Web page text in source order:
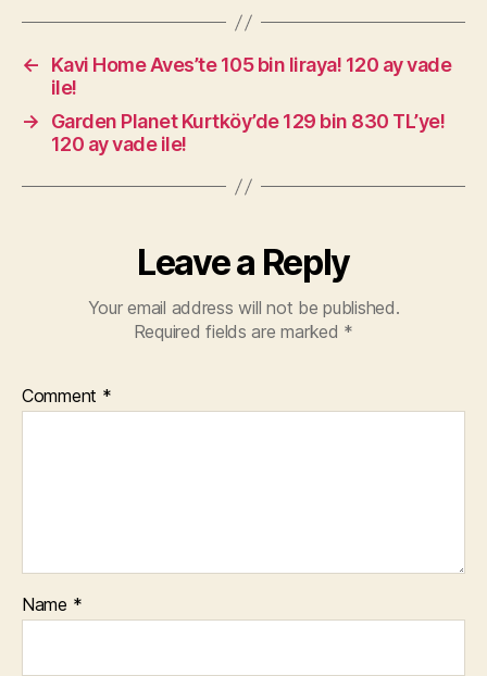
←
Kavi Home Aves’te 105 bin liraya! 120 ay vade
ile!
→
Garden Planet Kurtköy’de 129 bin 830 TL’ye!
120 ay vade ile!
Leave a Reply
Your email address will not be published.
Required fields are marked *
Comment *
Name *